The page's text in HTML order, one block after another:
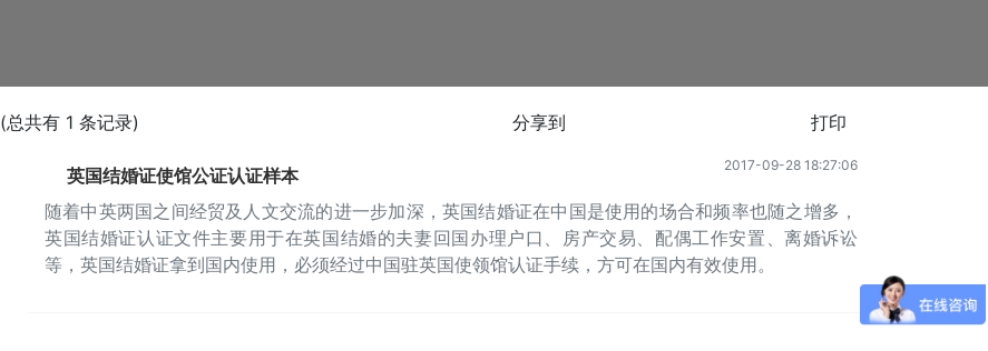
(总共有 1 条记录) 分享到 打印
2017-09-28 18:27:06
英国结婚证使馆公证认证样本
随着中英两国之间经贸及人文交流的进一步加深，英国结婚证在中国是使用的场合和频率也随之增多，
英国结婚证认证文件主要用于在英国结婚的夫妻回国办理户口、房产交易、配偶工作安置、离婚诉讼
等，英国结婚证拿到国内使用，必须经过中国驻英国使领馆认证手续，方可在国内有效使用。